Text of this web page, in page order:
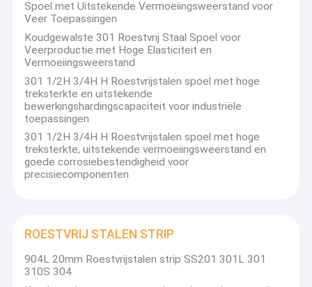
Over ons
Fabriekstocht
Neem contact met ons op
Nieuws
Gevallen
Roestvrij stalen vlakke plaat
roestvrij staal vierkante buis
Spoel met Uitstekende Vermoeiingsweerstand voor
Veer Toepassingen
Koudgewalste 301 Roestvrij Staal Spoel voor
Veerproductie met Hoge Elasticiteit en
Vermoeiingsweerstand
301 1/2H 3/4H H Roestvrijstalen spoel met hoge
treksterkte en uitstekende
bewerkingshardingscapaciteit voor industriële
toepassingen
301 1/2H 3/4H H Roestvrijstalen spoel met hoge
treksterkte, uitstekende vermoeiingsweerstand en
goede corrosiebestendigheid voor
precisiecomponenten
ROESTVRIJ STALEN STRIP
904L 20mm Roestvrijstalen strip SS201 301L 301
310S 304
sterkte en taaiheid. , Ultra-brede, ultra-dikke en ultra-dunne
limiet
specificaties, zeer nauwkeurige producten zoals nibstaal,
handafscheurbaar staal, kernenergistaal, spoorwegstaal en
hoogwaardig siliciumstaal voor nieuwe energievoertuigen zijn
zowel nationaal als internationaal bekend. Het bedrijf heeft zijn
eigen
fabriek, die een one-stop snijservice, vormgeving en
oppervlaktebewerking van roestvrijstalen producten biedt.
Onze producten omvatten 200/300/400-serie en duplex
roestvrijstalen coils, geïmporteerde hoogwaardige
nikkelgebaseerde legeringen zoals
de Inconel600-serie, en binnenlandse nikkelgebaseerde
roestvrij staal
havens zoals Shanghai, Tianjin en Ningbo.